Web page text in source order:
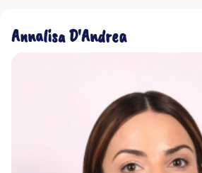
Código Ético
Nuestra comunidad
Annalisa D'Andrea